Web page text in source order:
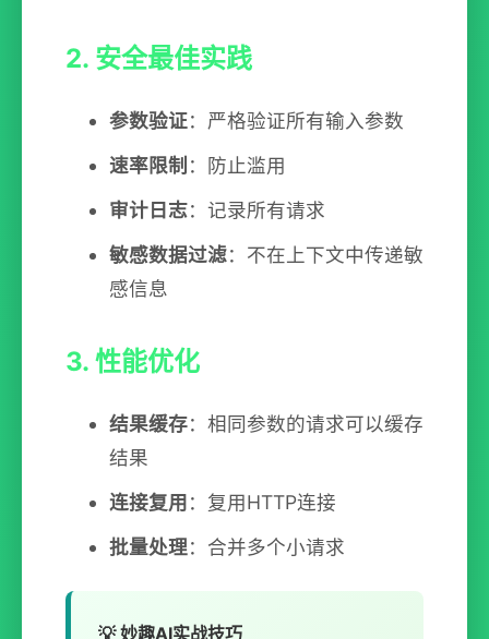
2. 安全最佳实践
参数验证：严格验证所有输入参数
速率限制 ：防止滥用
审计日志：记录所有请求
敏感数据过滤：不在上下文中传递敏
感信息
3. 性能优化
结果缓存：相同参数的请求可以缓存
结果
连接复用 ：复用HTTP连接
批量处理：合并多个小请求
💡 妙趣AI实战技巧